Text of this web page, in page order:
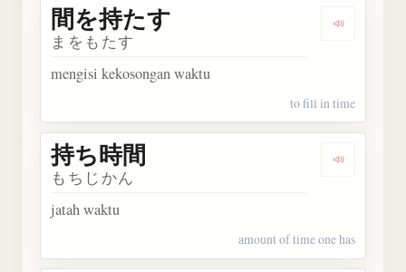
間を持たす
まをもたす
mengisi kekosongan waktu
to fill in time
持ち時間
もちじかん
jatah waktu
amount of time one has